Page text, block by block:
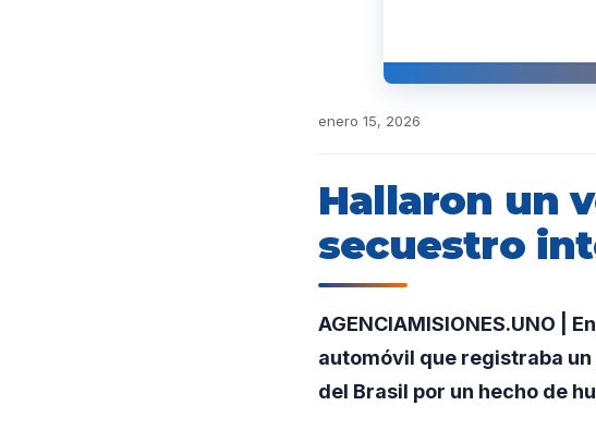
enero 15, 2026
Hallaron un
secuestro
AGENCIAMISIONES.UNO |
automóvil que registraba
del Brasil por un hecho de